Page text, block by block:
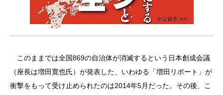
このままでは全国869の自治体が消滅するという日本創成会議
（座長は増田寛也氏）が発表した、いわゆる「増田リポート」が
衝撃をもって受け止められたのは2014年5月だった。その後、こ